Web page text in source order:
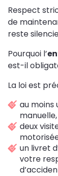
Respect
de
reste
Pourquoi l’
est-il
La loi est
au moins
manuelle,
deux
un livret
votre